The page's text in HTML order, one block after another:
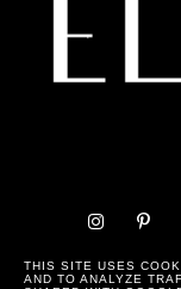
THIS SITE USES
AND TO ANALYZE